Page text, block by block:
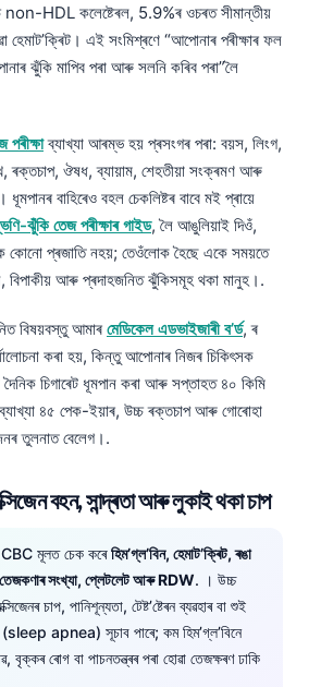
HDL কলেষ্টেৰল, 5.9%ৰ ওচৰত সীমান্তীয়
এই সংমিশ্ৰণে “আপোনাৰ পৰীক্ষাৰ ফল
ঝুঁকি মাপিব পৰা আৰু সলনি কৰিব পৰা”লৈ
ব্যাখ্যা আৰম্ভ হয় প্ৰসংগৰ পৰা: বয়স, লিংগ,
ৰক্তচাপ, ঔষধ, ব্যায়াম, শেহতীয়া সংক্ৰমণ আৰু
ধূমপানৰ বাহিৰেও বহল চেকলিষ্টৰ বাবে মই প্ৰায়ে
ঝুঁকি তেজ পৰীক্ষাৰ গাইড, লৈ আঙুলিয়াই দিওঁ,
কোনো প্ৰজাতি নহয়; তেওঁলোক হৈছে একে সময়তে
বিপাকীয় আৰু প্ৰদাহজনিত ঝুঁকিসমূহ থকা মানুহ।.
বিষয়বস্তু আমাৰ মেডিকেল এডভাইজাৰী ব’ৰ্ড, ৰ
কৰা হয়, কিন্তু আপোনাৰ নিজৰ চিকিৎসক
চিগাৰেট ধূমপান কৰা আৰু সপ্তাহত ৪০ কিমি
৪৫ পেক-ইয়াৰ, উচ্চ ৰক্তচাপ আৰু গোৰোহা
তুলনাত বেলেগ।.
বহন, সান্দ্ৰতা আৰু লুকাই থকা চাপ
CBC মূলত চেক কৰেহিম’গ্ল’বিন, হেমাট’ক্ৰিট, ৰঙা
তেজকণাৰ সংখ্যা, প্লেটলেট আৰু RDW. । উচ্চ
চাপ, পানিশূন্যতা, টেষ্ট’ষ্টেৰন ব্যৱহাৰ বা শুই
apnea) সূচাব পাৰে; কম হিম’গ্ল’বিনে
ৰোগ বা পাচনতন্ত্ৰৰ পৰা হোৱা তেজক্ষৰণ ঢাকি